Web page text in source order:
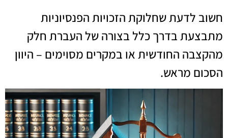
חשוב לדעת שחלוקת הזכויות הפנסיוניות
מתבצעת בדרך כלל בצורה של העברת חלק
מהקצבה החודשית או במקרים מסוימים – היוון
הסכום מראש.